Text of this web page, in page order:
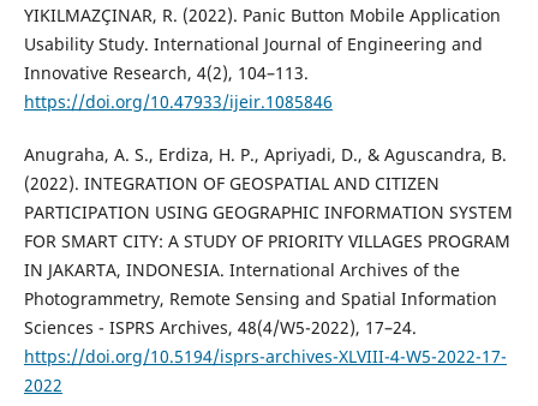
YIKILMAZÇINAR, R. (2022). Panic Button Mobile Application
Usability Study. International Journal of Engineering and
Innovative Research, 4(2), 104–113.
https://doi.org/10.47933/ijeir.1085846
Anugraha, A. S., Erdiza, H. P., Apriyadi, D., & Aguscandra, B.
(2022). INTEGRATION OF GEOSPATIAL AND CITIZEN
PARTICIPATION USING GEOGRAPHIC INFORMATION SYSTEM
FOR SMART CITY: A STUDY OF PRIORITY VILLAGES PROGRAM
IN JAKARTA, INDONESIA. International Archives of the
Photogrammetry, Remote Sensing and Spatial Information
Sciences - ISPRS Archives, 48(4/W5-2022), 17–24.
https://doi.org/10.5194/isprs-archives-XLVIII-4-W5-2022-17-
2022